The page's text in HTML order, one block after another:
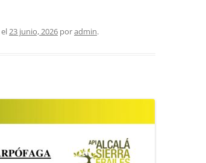
el23 junio, 2026 poradmin.